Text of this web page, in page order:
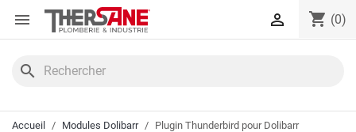
Panneau de gestion des cookies
 shopping_cart (0)

search
Accueil Modules Dolibarr Plugin Thunderbird pour Dolibarr